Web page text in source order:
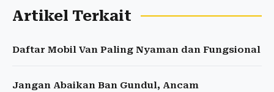
Artikel Terkait
Daftar Mobil Van Paling Nyaman dan Fungsional
Jangan Abaikan Ban Gundul, Ancam